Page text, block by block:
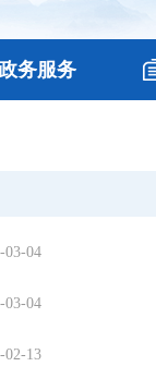
作
征集
务服务
力
03-04
03-04
02-13